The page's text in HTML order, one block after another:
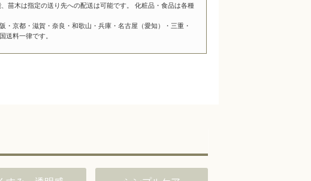
苗木は指定の送り先への配送は可能です。 化粧品・食品は各種
京都・滋賀・奈良・和歌山・兵庫・名古屋（愛知）・三重・
送料一律です。